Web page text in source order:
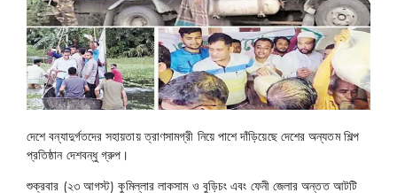
দেশে বন্যাদুর্গতদের সহায়তায় ত্রাণসামগ্রী নিয়ে পাশে দাঁড়িয়েছে দেশের অন্যতম শিল্প
প্রতিষ্ঠান দেশবন্ধু গ্রুপ।
শুক্রবার (২৩ আগস্ট) কুমিল্লার লাকসাম ও বুড়িচং এবং ফেনী জেলার অন্তত আটটি